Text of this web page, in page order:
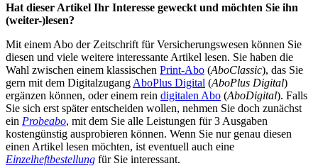
Hat dieser Artikel Ihr Interesse geweckt und möchten Sie ihn
(weiter-)lesen?
Mit einem Abo der Zeitschrift für Versicherungswesen können Sie
diesen und viele weitere interessante Artikel lesen. Sie haben die
Wahl zwischen einem klassischen Print-Abo (AboClassic), das Sie
gern mit dem Digitalzugang AboPlus Digital (AboPlus Digital)
ergänzen können, oder einem rein digitalen Abo (AboDigital). Falls
Sie sich erst später entscheiden wollen, nehmen Sie doch zunächst
ein Probeabo, mit dem Sie alle Leistungen für 3 Ausgaben
kostengünstig ausprobieren können. Wenn Sie nur genau diesen
einen Artikel lesen möchten, ist eventuell auch eine
Einzelheftbestellung für Sie interessant.